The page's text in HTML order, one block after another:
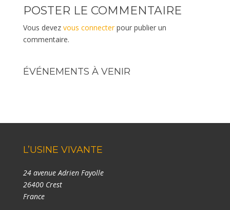
POSTER LE COMMENTAIRE
Vous devez vous connecterpour publier un
commentaire.
ÉVÉNEMENTS À VENIR
L’USINE VIVANTE
24 avenue Adrien Fayolle
26400 Crest
France